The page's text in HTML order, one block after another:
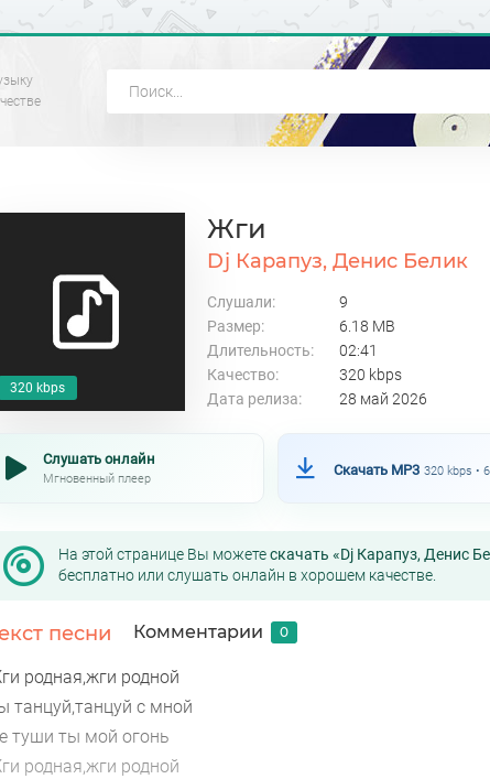
320 kbps
Жги
Dj Карапуз, Денис Белик
Слушали:
9
Размер:
6.18 MB
Длительность:
02:41
Качество:
320 kbps
Дата релиза:
28 май 2026
Слушать онлайн
Мгновенный плеер
Скачать MP3 320 kbps •
На этой странице Вы можетескачать «Dj Карапуз, Денис
бесплатно или слушать онлайн в хорошем качестве.
песни Комментарии 0
родная,жги родной
танцуй,танцуй с мной
туши ты мой огонь
родная,жги родной